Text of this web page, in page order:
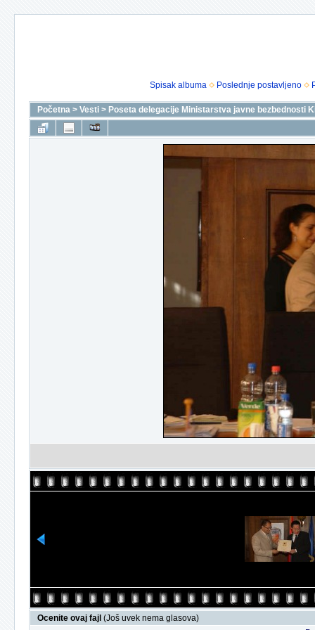
Spisak albuma Poslednje postavljeno
Početna > Vesti > Poseta delegacije Ministarstva javne bezbednosti
Ocenite ovaj fajl (Još uvek nema glasova)